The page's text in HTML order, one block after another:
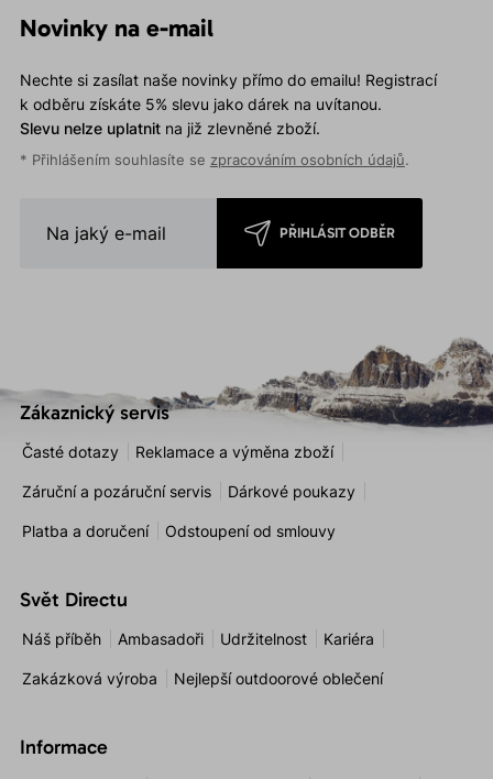
Novinky na e-mail
Nechte si zasílat naše novinky přímo do emailu! Registrací
k odběru získáte 5% slevu jako dárek na uvítanou.
Slevu nelze uplatnitna již zlevněné zboží.
* Přihlášením souhlasíte se zpracováním osobních údajů.
PŘIHLÁSIT ODBĚR
Zákaznický servis
Časté dotazy Reklamace a výměna zboží
Záruční a pozáruční servis Dárkové poukazy
Platba a doručení Odstoupení od smlouvy
Svět Directu
Náš příběh Ambasadoři Udržitelnost Kariéra
Zakázková výroba Nejlepší outdoorové oblečení
Informace